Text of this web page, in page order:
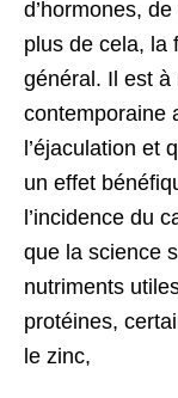
d’hormones,
plus de cela, la
général. Il est
contemporaine
l’éjaculation et
un effet
l’incidence du
que la science
nutriments
protéines,
le zinc,